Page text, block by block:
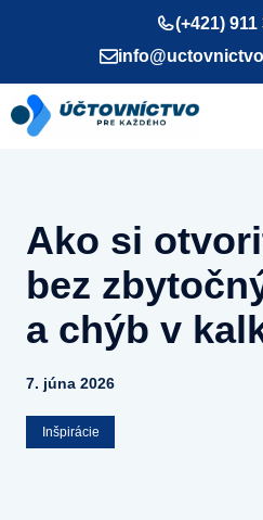
(+421) 911
Ako si
bez
a chýb v
7. júna 2026
Inšpirácie